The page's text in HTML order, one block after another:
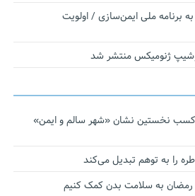
بررسی ورود واکسن HPV به برنامه ملی ایمن‌سازی / اولویت
ژنومیکس منتشر شد
کسب نخستین نشان «شهر سالم و ایمن»
را به توهم تبدیل می‌کند
رمضان به سلامت بدن کمک کنیم